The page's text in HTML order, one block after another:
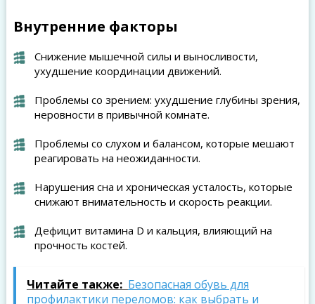
Внутренние факторы
Снижение мышечной силы и выносливости,
ухудшение координации движений.
Проблемы со зрением: ухудшение глубины зрения,
неровности в привычной комнате.
Проблемы со слухом и балансом, которые мешают
реагировать на неожиданности.
Нарушения сна и хроническая усталость, которые
снижают внимательность и скорость реакции.
Дефицит витамина D и кальция, влияющий на
прочность костей.
Читайте также: Безопасная обувь для
профилактики переломов: как выбрать и